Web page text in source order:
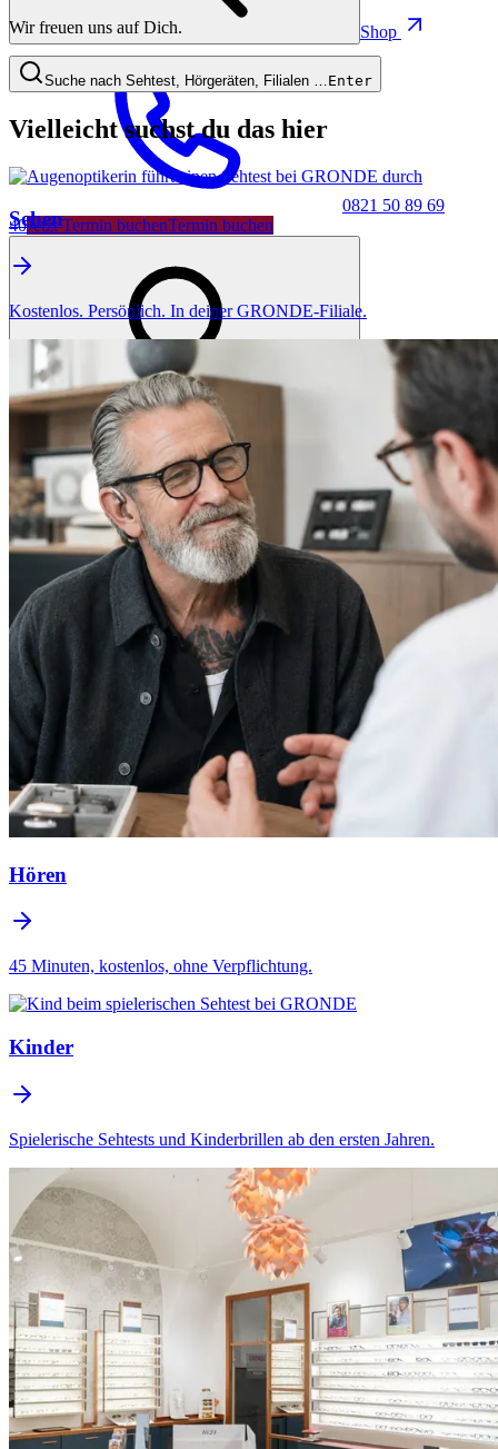
Shop
0821 50 89 69
40Jetzt Termin buchenTermin buchen
Wir freuen uns auf Dich.
Suche nach Sehtest, Hörgeräten, Filialen … Enter
Vielleicht suchst du das hier
Sehen
Kostenlos. Persönlich. In deiner GRONDE-Filiale.
Hören
45 Minuten, kostenlos, ohne Verpflichtung.
Kinder
Spielerische Sehtests und Kinderbrillen ab den ersten Jahren.